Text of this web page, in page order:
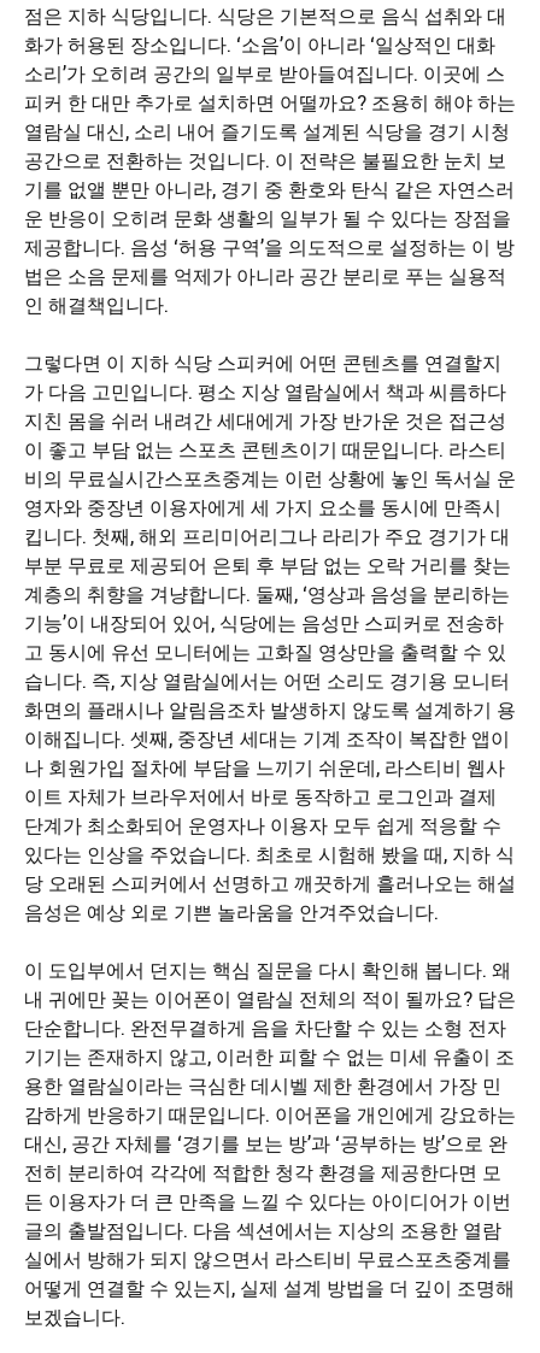
점은 지하 식당입니다. 식당은 기본적으로 음식 섭취와 대
화가 허용된 장소입니다. ‘소음’이 아니라 ‘일상적인 대화
소리’가 오히려 공간의 일부로 받아들여집니다. 이곳에 스
피커 한 대만 추가로 설치하면 어떨까요? 조용히 해야 하는
열람실 대신, 소리 내어 즐기도록 설계된 식당을 경기 시청
공간으로 전환하는 것입니다. 이 전략은 불필요한 눈치 보
기를 없앨 뿐만 아니라, 경기 중 환호와 탄식 같은 자연스러
운 반응이 오히려 문화 생활의 일부가 될 수 있다는 장점을
제공합니다. 음성 ‘허용 구역’을 의도적으로 설정하는 이 방
법은 소음 문제를 억제가 아니라 공간 분리로 푸는 실용적
인 해결책입니다.
그렇다면 이 지하 식당 스피커에 어떤 콘텐츠를 연결할지
가 다음 고민입니다. 평소 지상 열람실에서 책과 씨름하다
지친 몸을 쉬러 내려간 세대에게 가장 반가운 것은 접근성
이 좋고 부담 없는 스포츠 콘텐츠이기 때문입니다. 라스티
비의 무료실시간스포츠중계는 이런 상황에 놓인 독서실 운
영자와 중장년 이용자에게 세 가지 요소를 동시에 만족시
킵니다. 첫째, 해외 프리미어리그나 라리가 주요 경기가 대
부분 무료로 제공되어 은퇴 후 부담 없는 오락 거리를 찾는
계층의 취향을 겨냥합니다. 둘째, ‘영상과 음성을 분리하는
기능’이 내장되어 있어, 식당에는 음성만 스피커로 전송하
고 동시에 유선 모니터에는 고화질 영상만을 출력할 수 있
습니다. 즉, 지상 열람실에서는 어떤 소리도 경기용 모니터
화면의 플래시나 알림음조차 발생하지 않도록 설계하기 용
이해집니다. 셋째, 중장년 세대는 기계 조작이 복잡한 앱이
나 회원가입 절차에 부담을 느끼기 쉬운데, 라스티비 웹사
이트 자체가 브라우저에서 바로 동작하고 로그인과 결제
단계가 최소화되어 운영자나 이용자 모두 쉽게 적응할 수
있다는 인상을 주었습니다. 최초로 시험해 봤을 때, 지하 식
당 오래된 스피커에서 선명하고 깨끗하게 흘러나오는 해설
음성은 예상 외로 기쁜 놀라움을 안겨주었습니다.
이 도입부에서 던지는 핵심 질문을 다시 확인해 봅니다. 왜
내 귀에만 꽂는 이어폰이 열람실 전체의 적이 될까요? 답은
단순합니다. 완전무결하게 음을 차단할 수 있는 소형 전자
기기는 존재하지 않고, 이러한 피할 수 없는 미세 유출이 조
용한 열람실이라는 극심한 데시벨 제한 환경에서 가장 민
감하게 반응하기 때문입니다. 이어폰을 개인에게 강요하는
대신, 공간 자체를 ‘경기를 보는 방’과 ‘공부하는 방’으로 완
전히 분리하여 각각에 적합한 청각 환경을 제공한다면 모
든 이용자가 더 큰 만족을 느낄 수 있다는 아이디어가 이번
글의 출발점입니다. 다음 섹션에서는 지상의 조용한 열람
실에서 방해가 되지 않으면서 라스티비 무료스포츠중계를
어떻게 연결할 수 있는지, 실제 설계 방법을 더 깊이 조명해
보겠습니다.